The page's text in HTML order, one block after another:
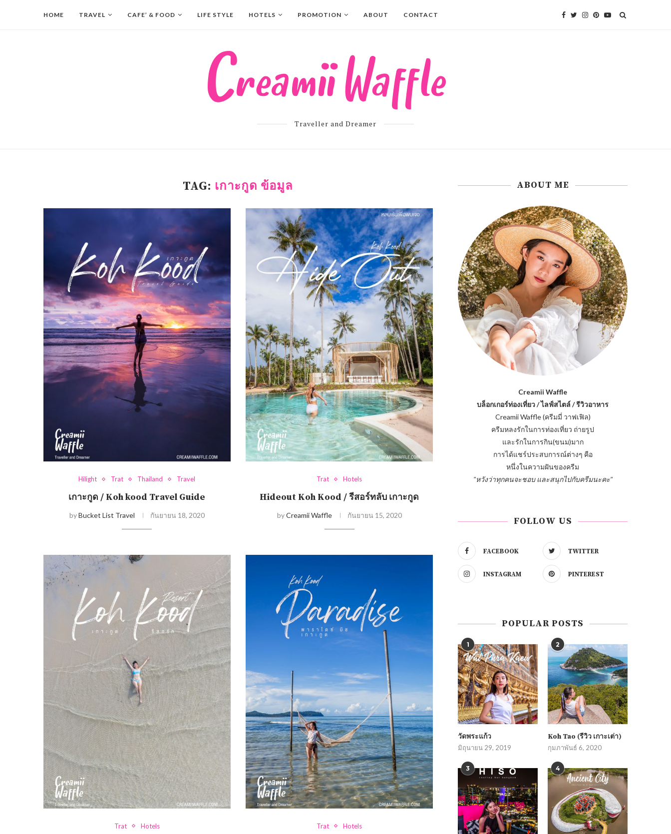
HOME TRAVEL CAFE’ & FOOD LIFE STYLE HOTELS PROMOTION ABOUT CONTACT
Traveller and Dreamer
TAG: เกาะกูด ข้อมูล
Hilight Trat Thailand Travel
เกาะกูด / Koh kood Travel Guide
byBucket List Travel กันยายน 18, 2020
Trat Hotels
Hideout Koh Kood / รีสอร์ทลับ เกาะกูด
byCreamii Waffle กันยายน 15, 2020
Trat Hotels Trat Hotels
ABOUT ME
Creamii Waffle
บล็อกเกอร์ท่องเที่ยว / ไลฟ์สไตล์ / รีวิวอาหาร
Creamii Waffle (ครีมมี่ วาฟเฟิล)
ครีมหลงรักในการท่องเที่ยว ถ่ายรูป
และรักในการกิน(ขนม)มาก
การได้แชร์ประสบการณ์ต่างๆ คือ
หนึ่งในความฝันของครีม
"หวังว่าทุกคนจะชอบ และสนุกไปกับครีมนะคะ"
FOLLOW US
FACEBOOK TWITTER
INSTAGRAM PINTEREST
POPULAR POSTS
1
วัดพระแก้ว
มิถุนายน 29, 2019
2
Koh Tao (รีวิว เกาะเต่า)
กุมภาพันธ์ 6, 2020
3 4